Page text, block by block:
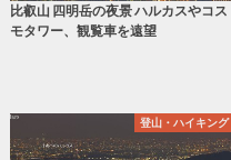
比叡山 四明岳の夜景 ハルカスやコス
モタワー、観覧車を遠望
登山・ハイキング